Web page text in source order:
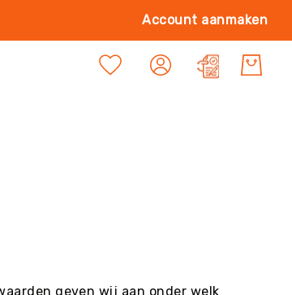
Ga
Account aanmaken
Mijn
geven wij aan onder welk